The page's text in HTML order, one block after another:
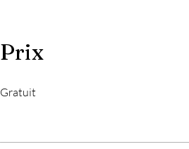
Prix
Gratuit